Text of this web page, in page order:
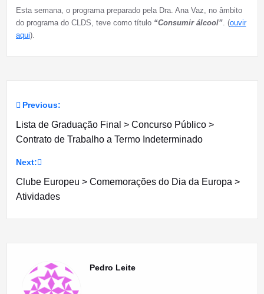
Esta semana, o programa preparado pela Dra. Ana Vaz, no âmbito
do programa do CLDS, teve como título “Consumir álcool”. (ouvir
aqui).
Navegação
de
artigos
Previous:
Lista de Graduação Final > Concurso Público >
Contrato de Trabalho a Termo Indeterminado
Next:
Clube Europeu > Comemorações do Dia da Europa >
Atividades
Pedro Leite